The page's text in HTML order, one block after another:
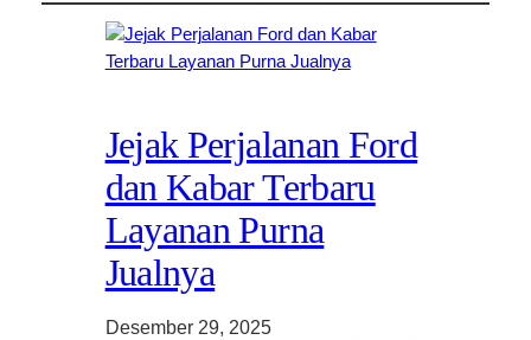
Jejak Perjalanan Ford
dan Kabar Terbaru
Layanan Purna
Jualnya
Desember 29, 2025